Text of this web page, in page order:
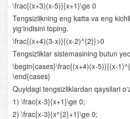
Arifmetik progressiya
Sonlarga oid masalalar
Harakatga oid masalalar
Aralashmaga oid masalalar
Funksiyalarning xossalari
\frac{(x+3)(x-5)}{x+1}\ge 0
Tengsizlikning eng katta va eng
yig‘indisini toping.
\frac{(x+4)(3-x)}{(x-2)^{2}}>0
Tengsizliklar sistemasining butun
\begin{cases}\frac{(x+4)(x-5)}{(x-
\end{cases}
Quyidagi tengsizliklardan qaysilari
1) \frac{x-3}{x+1}\ge 0;
2) \frac{x-3}{x^{2}+1}\ge 0;